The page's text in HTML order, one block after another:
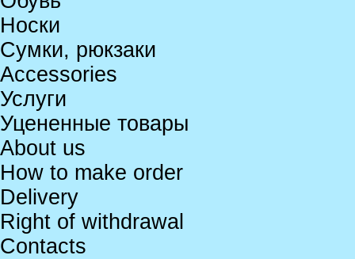
Носки
Сумки, рюкзаки
Accessories
Услуги
Уцененные товары
About us
How to make order
Delivery
Right of withdrawal
Contacts